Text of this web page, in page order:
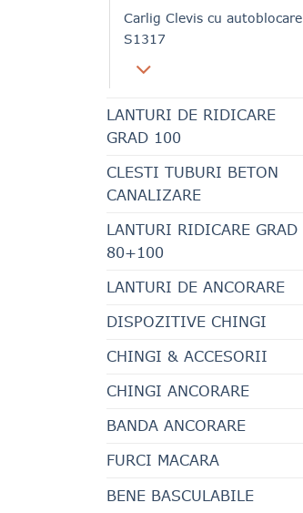
Carlig Clevis cu autoblocare
S1317
LANTURI DE RIDICARE
GRAD 100
CLESTI TUBURI BETON
CANALIZARE
LANTURI RIDICARE GRAD
80+100
LANTURI DE ANCORARE
DISPOZITIVE CHINGI
CHINGI & ACCESORII
CHINGI ANCORARE
BANDA ANCORARE
FURCI MACARA
BENE BASCULABILE